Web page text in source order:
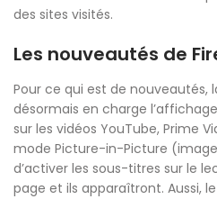
des sites visités.
Les nouveautés de
Pour ce qui est de nouveautés,
désormais en charge
sur les vidéos YouTube, Prime
mode Picture-in-Picture
d’activer les sous-titres sur le
page et ils apparaîtront. Aussi,